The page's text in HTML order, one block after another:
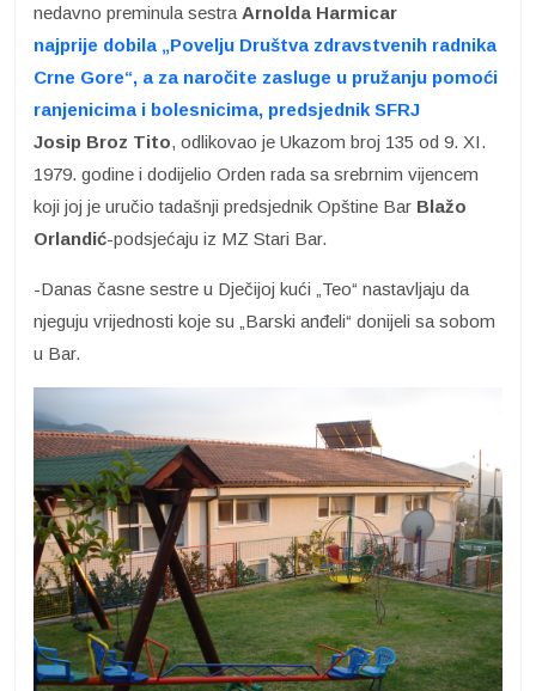
nedavno preminula sestra Arnolda Harmicar
najprije dobila „Povelju Društva zdravstvenih radnika
Crne Gore“, a za naročite zasluge u pružanju pomoći
ranjenicima i bolesnicima, predsjednik SFRJ
Josip Broz Tito, odlikovao je Ukazom broj 135 od 9. XI.
1979. godine i dodijelio Orden rada sa srebrnim vijencem
koji joj je uručio tadašnji predsjednik Opštine Bar Blažo
Orlandić-podsjećaju iz MZ Stari Bar.
-Danas časne sestre u Dječijoj kući „Teo“ nastavljaju da
njeguju vrijednosti koje su „Barski anđeli“ donijeli sa sobom
u Bar.